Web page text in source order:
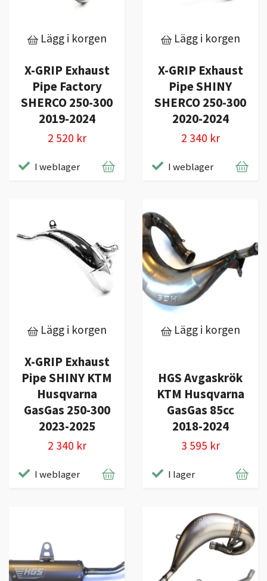
Lägg i korgen
X-GRIP Exhaust
Pipe Factory
SHERCO 250-300
2019-2024
2 520 kr
I weblager
Lägg i korgen
X-GRIP Exhaust
Pipe SHINY
SHERCO 250-300
2020-2024
2 340 kr
I weblager
Lägg i korgen
X-GRIP Exhaust
Pipe SHINY KTM
Husqvarna
GasGas 250-300
2023-2025
2 340 kr
I weblager
Lägg i korgen
HGS Avgaskrök
KTM Husqvarna
GasGas 85cc
2018-2024
3 595 kr
I lager